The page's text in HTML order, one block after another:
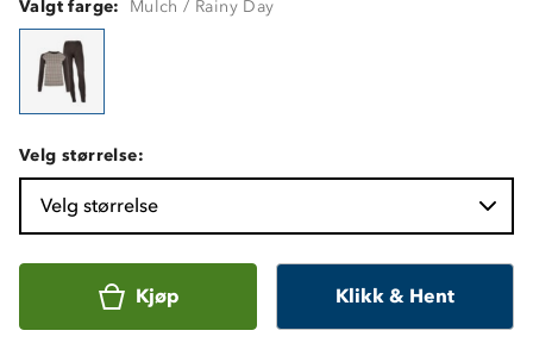
Valgt farge: Mulch / Rainy Day
Velg størrelse:
Velg størrelse
Kjøp Klikk & Hent